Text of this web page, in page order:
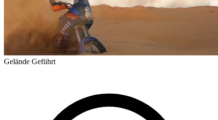
Gelände Geführt